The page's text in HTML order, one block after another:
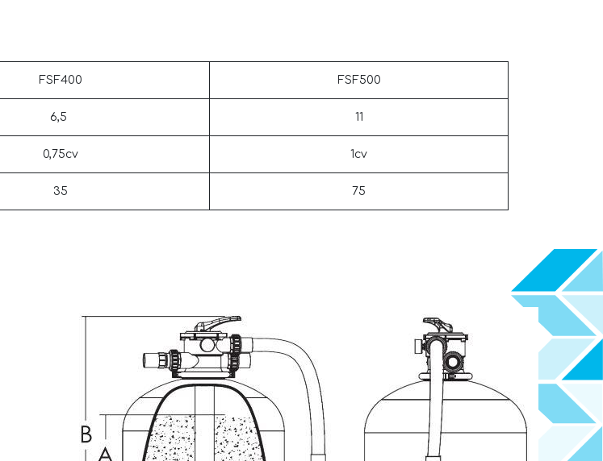
FSF400 FSF500
6,5 11
0,75cv 1cv
35 75